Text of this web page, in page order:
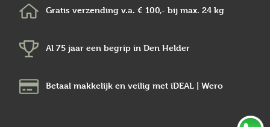
Gratis verzending v.a. € 100,- bij max. 24 kg
Al 75 jaar een begrip in Den Helder
Betaal makkelijk en veilig met iDEAL | Wero